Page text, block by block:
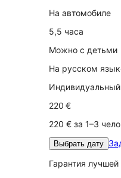
На автомобиле
5,5 часа
Можно с детьми
На русском
220 €
220 € за 1–3
Выбрать дату
Гарантия